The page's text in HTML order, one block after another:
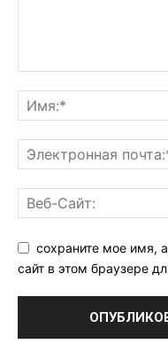
сохраните мое имя,
сайт в этом браузере